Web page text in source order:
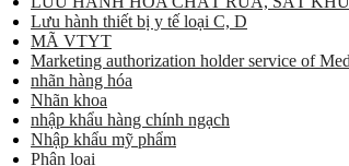
Lưu hành thiết bị y tế loại C, D
MÃ VTYT
Marketing authorization holder service of
nhãn hàng hóa
Nhãn khoa
nhập khẩu hàng chính ngạch
Nhập khẩu mỹ phẩm
Phân loại